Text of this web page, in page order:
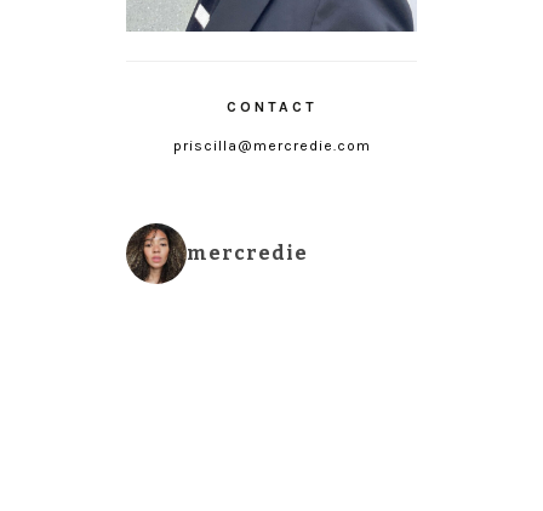
CONTACT
priscilla@mercredie.com
mercredie